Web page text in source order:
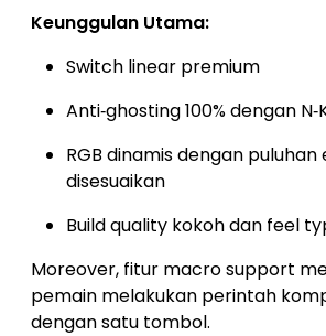
Keunggulan Utama:
Switch linear premium
Anti‑ghosting 100% dengan
RGB dinamis dengan
disesuaikan
Build quality kokoh dan feel
Moreover, fitur macro support
pemain melakukan perintah
dengan satu tombol.